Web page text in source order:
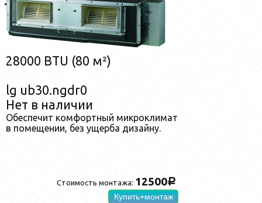
28000 BTU (80 м²)
lg ub30.ngdr0
Нет в наличии
Обеспечит комфортный микроклимат
в помещении, без ущерба дизайну.
Стоимость монтажа: 12500a
Купить+монтаж